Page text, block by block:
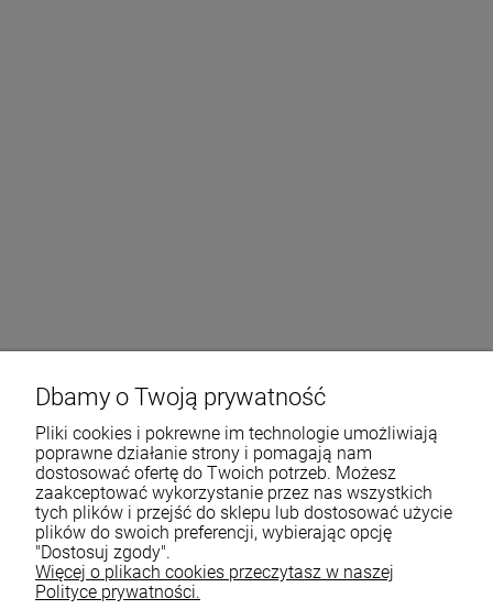
Dbamy o Twoją prywatność
Pliki cookies i pokrewne im technologie umożliwiają
poprawne działanie strony i pomagają nam
dostosować ofertę do Twoich potrzeb. Możesz
zaakceptować wykorzystanie przez nas wszystkich
tych plików i przejść do sklepu lub dostosować użycie
plików do swoich preferencji, wybierając opcję
"Dostosuj zgody".
Więcej o plikach cookies przeczytasz w naszej
Polityce prywatności.